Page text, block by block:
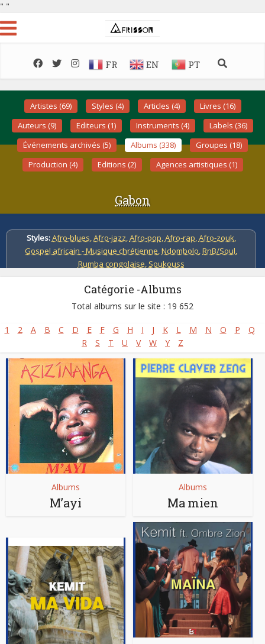
" "
FR EN PT
Artistes (69) Styles (4) Articles (4)
Livres (16)
Auteurs (9)
Editeurs (1) Instruments (4)
Labels (36)
Événements archivés (5)
Albums (338)
Groupes (18)
Production (4)
Editions (2) Agences artistiques (1)
Gabon
Styles:Afro-blues,Afro-jazz,Afro-pop,Afro-rap,Afro-zouk,
Gospel africain - Musique chrétienne,Ndombolo,RnB/Soul,
Rumba congolaise, Soukouss
Catégorie -Albums
Total albums sur le site : 19 652
1 2 A B C D E F G H I J K L M N O P
Q
R
S T U V W Y Z
Albums
M’ayi
Albums
Ma mien